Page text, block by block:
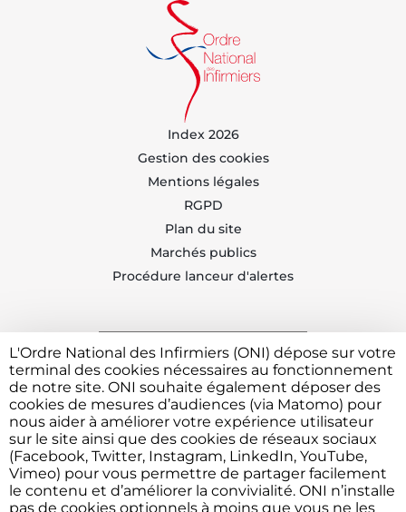
Index 2026
Gestion des cookies
Mentions légales
RGPD
Plan du site
Marchés publics
Procédure lanceur d'alertes
Trouvez votre CDOI
Contacter l'ONI
Vous avez besoin de déposer une plainte ou faire un
L'Ordre National des Infirmiers (ONI) dépose sur votre
terminal des cookies nécessaires au fonctionnement
de notre site. ONI souhaite également déposer des
cookies de mesures d’audiences (via Matomo) pour
nous aider à améliorer votre expérience utilisateur
sur le site ainsi que des cookies de réseaux sociaux
(Facebook, Twitter, Instagram, LinkedIn, YouTube,
Vimeo) pour vous permettre de partager facilement
le contenu et d’améliorer la convivialité. ONI n’installe
pas de cookies optionnels à moins que vous ne les